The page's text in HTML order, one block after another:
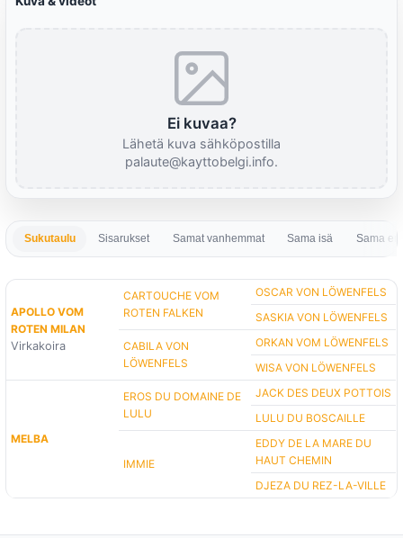
Ei kuvaa?
Lähetä kuva sähköpostilla
palaute@kayttobelgi.info.
Sukutaulu Sisarukset Samat vanhemmat Sama isä Sama
APOLLO VOM
ROTEN MILAN
Virkakoira
CARTOUCHE VOM
ROTEN FALKEN
OSCAR VON LÖWENFELS
SASKIA VON LÖWENFELS
CABILA VON
LÖWENFELS
ORKAN VOM LÖWENFELS
WISA VON LÖWENFELS
MELBA
EROS DU DOMAINE DE
LULU
JACK DES DEUX POTTOIS
LULU DU BOSCAILLE
IMMIE
EDDY DE LA MARE DU
HAUT CHEMIN
DJEZA DU REZ-LA-VILLE